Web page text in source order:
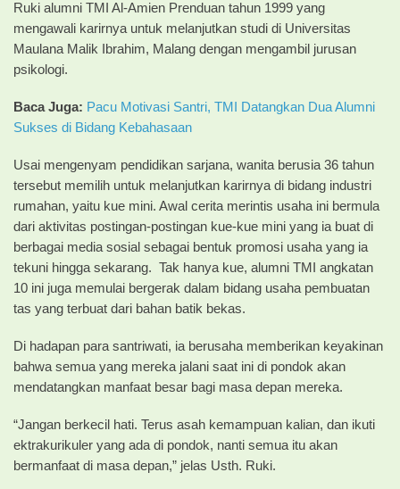
Ruki alumni TMI Al-Amien Prenduan tahun 1999 yang
mengawali karirnya untuk melanjutkan studi di Universitas
Maulana Malik Ibrahim, Malang dengan mengambil jurusan
psikologi.
Baca Juga: Pacu Motivasi Santri, TMI Datangkan Dua Alumni
Sukses di Bidang Kebahasaan
Usai mengenyam pendidikan sarjana, wanita berusia 36 tahun
tersebut memilih untuk melanjutkan karirnya di bidang industri
rumahan, yaitu kue mini. Awal cerita merintis usaha ini bermula
dari aktivitas postingan-postingan kue-kue mini yang ia buat di
berbagai media sosial sebagai bentuk promosi usaha yang ia
tekuni hingga sekarang. Tak hanya kue, alumni TMI angkatan
10 ini juga memulai bergerak dalam bidang usaha pembuatan
tas yang terbuat dari bahan batik bekas.
Di hadapan para santriwati, ia berusaha memberikan keyakinan
bahwa semua yang mereka jalani saat ini di pondok akan
mendatangkan manfaat besar bagi masa depan mereka.
“Jangan berkecil hati. Terus asah kemampuan kalian, dan ikuti
ektrakurikuler yang ada di pondok, nanti semua itu akan
bermanfaat di masa depan,” jelas Usth. Ruki.